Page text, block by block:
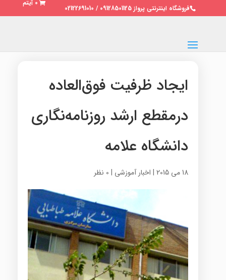
فروشگاه اینترنتی پرواز 09128501125 / 02122691010
0 آیتم
ایجاد ظرفیت فوق‌العاده
درمقطع ارشد روزنامه‌نگاری
دانشگاه علامه
18 می 2015 | اخبار آموزشی | 0 نظر